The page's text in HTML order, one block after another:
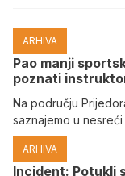
ARHIVA
Pao manji
poznati
Na području
saznajemo u
ARHIVA
Incident: Potukli